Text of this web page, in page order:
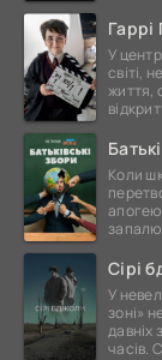
Гаррі
У
світі,
життя,
Коли
Сірі
У
зоні»
давніх
часів.